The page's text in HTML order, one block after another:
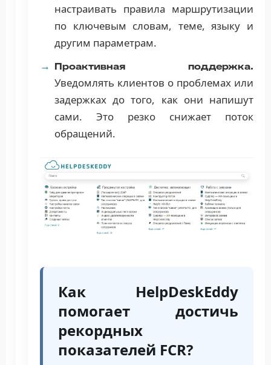
настраивать правила маршрутизации
по ключевым словам, теме, языку и
другим параметрам.
Проактивная поддержка.
Уведомлять клиентов о проблемах или
задержках до того, как они напишут
сами. Это резко снижает поток
обращений.
Как HelpDeskEddy
помогает достичь
рекордных
показателей FCR?